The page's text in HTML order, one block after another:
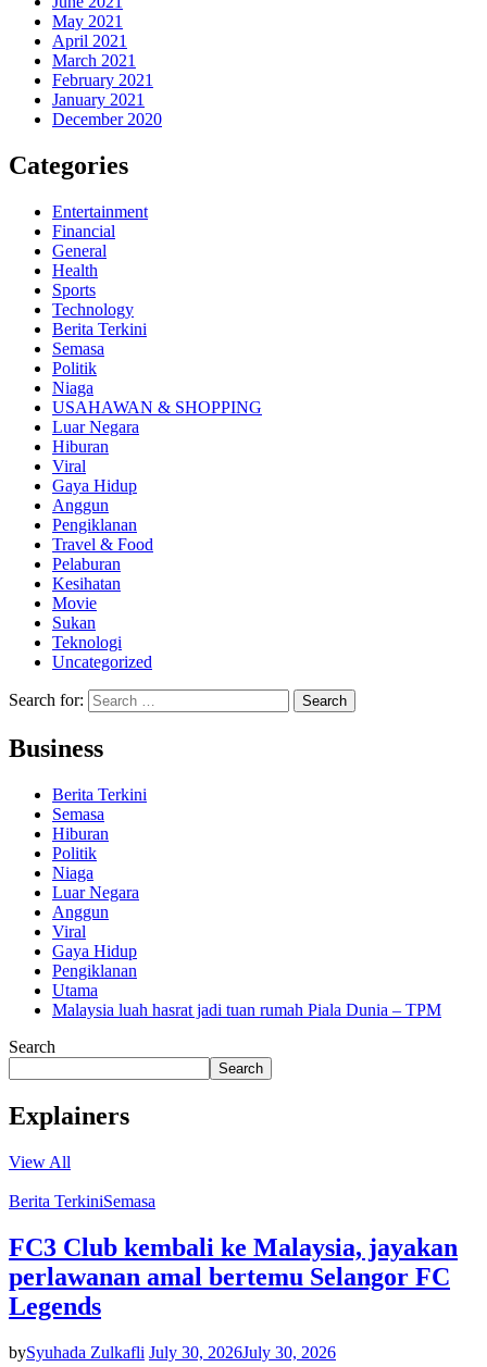
May 2021
April 2021
March 2021
February 2021
January 2021
December 2020
Categories
Entertainment
Financial
General
Health
Sports
Technology
Berita Terkini
Semasa
Politik
Niaga
USAHAWAN & SHOPPING
Luar Negara
Hiburan
Viral
Gaya Hidup
Anggun
Pengiklanan
Travel & Food
Pelaburan
Kesihatan
Movie
Sukan
Teknologi
Uncategorized
Search for:
Business
Berita Terkini
Semasa
Hiburan
Politik
Niaga
Luar Negara
Anggun
Viral
Gaya Hidup
Pengiklanan
Utama
Malaysia luah hasrat jadi tuan rumah Piala Dunia – TPM
Search
Search
Explainers
View All
Berita TerkiniSemasa
FC3 Club kembali ke Malaysia, jayakan
perlawanan amal bertemu Selangor FC
Legends
bySyuhada Zulkafli July 30, 2026July 30, 2026